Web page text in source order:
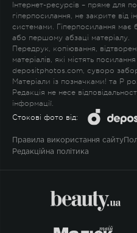
Інтернет-ресурсів – пряме для
гіперпосилання, не закрите від
системами. Гіперпосилання має
або першому абзаці матеріалу.
Передрук, копіювання,
матеріалів, які містять
depositphotos.com, суворо
Матеріали із позначками! та P
Редакція не несе
інформації.
Стокові фото від:
Правила використання сайту
Редакційна політика